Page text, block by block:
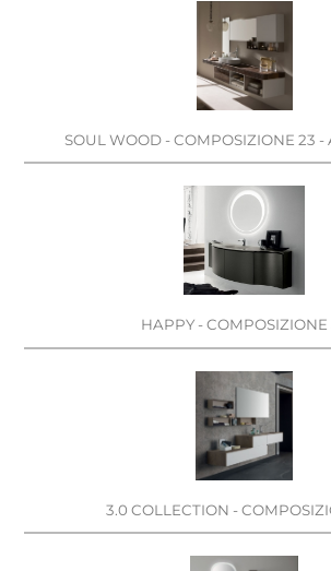
SOUL WOOD - COMPOSIZIONE 23 -
HAPPY - COMPOSIZIONE
3.0 COLLECTION -